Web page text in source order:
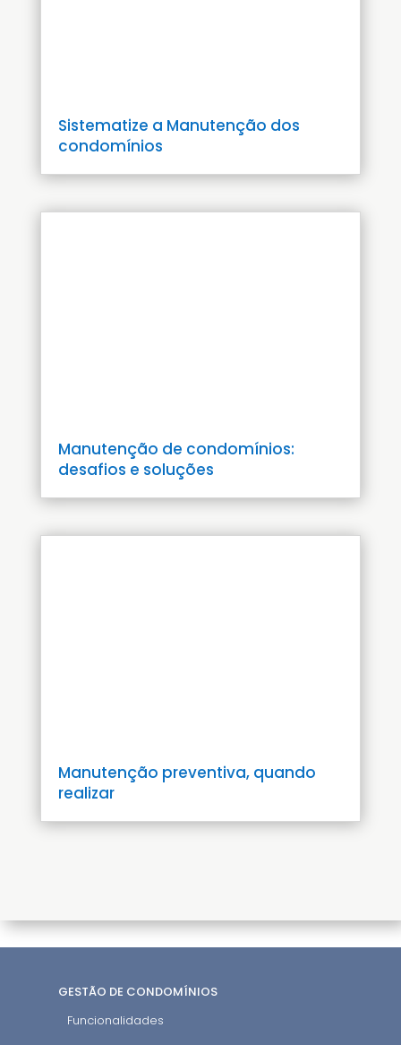
Sistematize a Manutenção dos
condomínios
Manutenção de condomínios:
desafios e soluções
Manutenção preventiva, quando
realizar
GESTÃO DE CONDOMÍNIOS
Funcionalidades